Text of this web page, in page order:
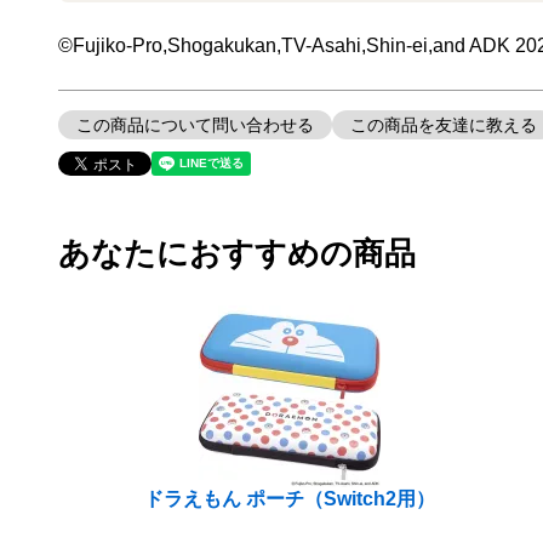
©Fujiko-Pro,Shogakukan,TV-Asahi,Shin-ei,and ADK
この商品について問い合わせる この商品を友達に教える
あなたにおすすめの商品
ドラえもん ポーチ（Switch2用）